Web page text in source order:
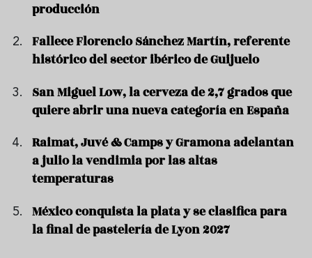
producción
Fallece Florencio Sánchez Martín, referente
histórico del sector ibérico de Guijuelo
San Miguel Low, la cerveza de 2,7 grados que
quiere abrir una nueva categoría en España
Raimat, Juvé & Camps y Gramona adelantan
a julio la vendimia por las altas
temperaturas
México conquista la plata y se clasifica para
la final de pastelería de Lyon 2027